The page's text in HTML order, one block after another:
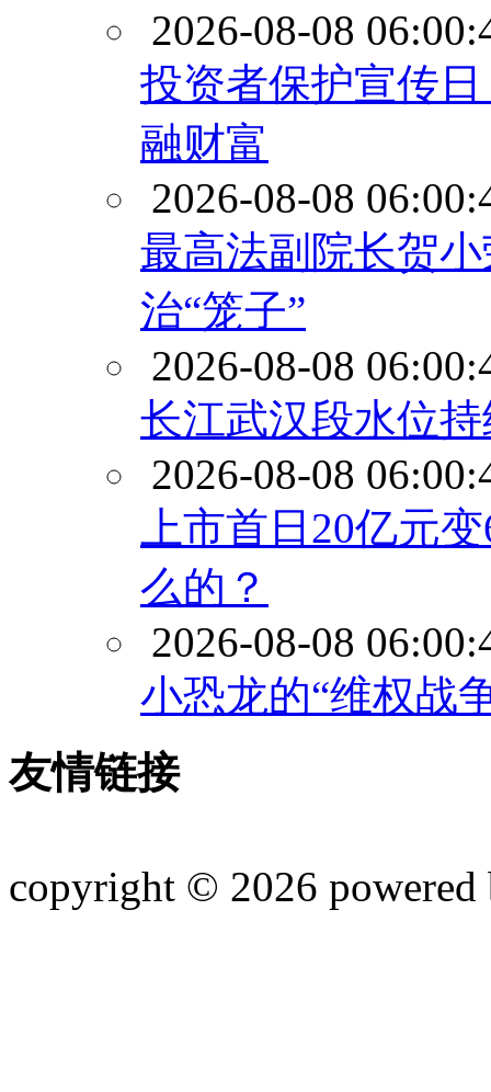
2026-08-08
投资者保护宣传
融财富
2026-08-08
最高法副院长贺
治“笼子”
2026-08-08
长江武汉段水位
2026-08-08
上市首日20亿元
么的？
2026-08-08
小恐龙的“维权战
友情链接
copyright © 2026